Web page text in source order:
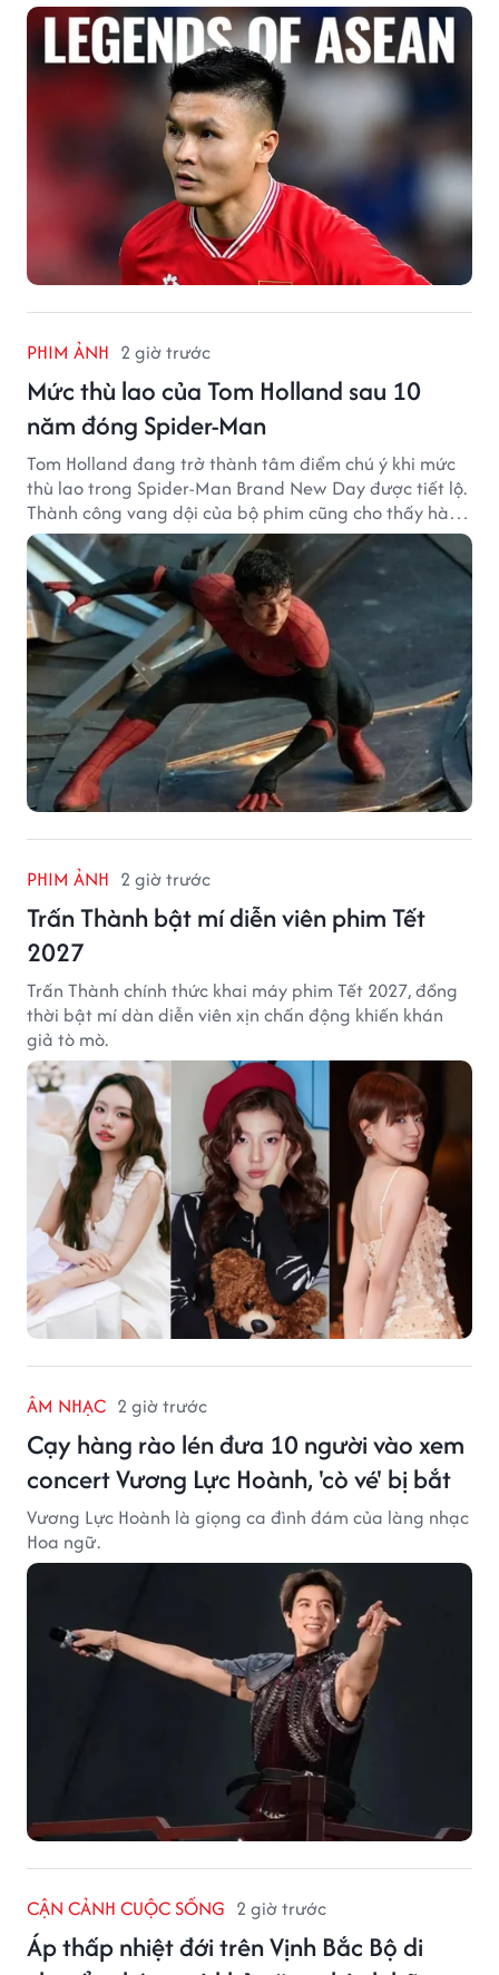
PHIM ẢNH 2 giờ trước
Mức thù lao của Tom Holland sau 10
năm đóng Spider-Man
Tom Holland đang trở thành tâm điểm chú ý khi mức
thù lao trong Spider-Man Brand New Day được tiết lộ.
Thành công vang dội của bộ phim cũng cho thấy hành
trình thăng hạng đáng chú ý của nam diễn viên sau
một thập kỷ gắn bó với vai Người Nhện.
PHIM ẢNH 2 giờ trước
Trấn Thành bật mí diễn viên phim Tết
2027
Trấn Thành chính thức khai máy phim Tết 2027, đồng
thời bật mí dàn diễn viên xịn chấn động khiến khán
giả tò mò.
ÂM NHẠC 2 giờ trước
Cạy hàng rào lén đưa 10 người vào xem
concert Vương Lực Hoành, 'cò vé' bị bắt
Vương Lực Hoành là giọng ca đình đám của làng nhạc
Hoa ngữ.
CẬN CẢNH CUỘC SỐNG 2 giờ trước
Áp thấp nhiệt đới trên Vịnh Bắc Bộ di